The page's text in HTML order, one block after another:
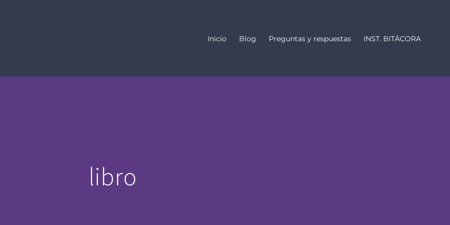
Inicio Blog Preguntas y respuestas INST. BITÁCORA
libro